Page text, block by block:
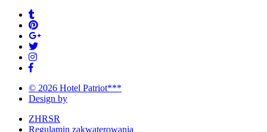
© 2026 Hotel Patriot***
Design by
ZHRSR
Regulamin zakwaterowania